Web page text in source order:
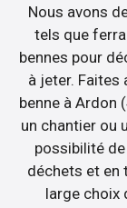
Nous avons
tels que
bennes pour
à jeter. Faites
benne à Ardon
un chantier ou
possibilité
déchets et en
large choix